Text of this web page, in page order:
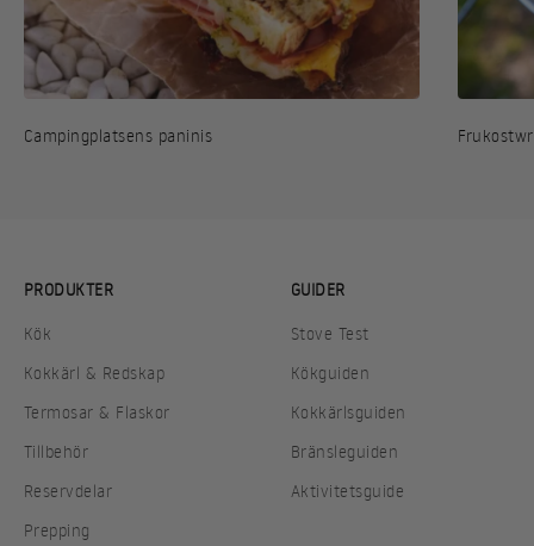
Campingplatsens paninis
PRODUKTER
Kök
Kokkärl & Redskap
Termosar & Flaskor
Tillbehör
Reservdelar
Prepping
GUIDER
Stove Test
Kökguiden
Kokkärlsguiden
Bränsleguiden
Aktivitetsguide